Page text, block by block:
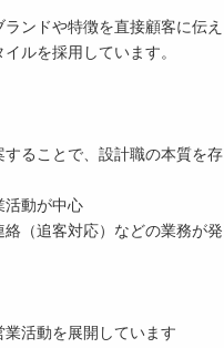
ンドや特徴を直接顧客に伝え
ルを採用しています。
ることで、設計職の本質を存
活動が中心
（追客対応）などの業務が発
活動を展開しています